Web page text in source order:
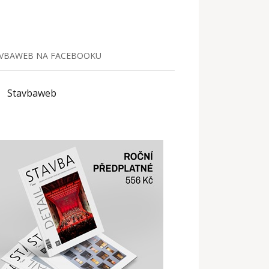
NA FACEBOOKU
Stavbaweb